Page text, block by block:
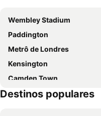
Pendley Manor
The Saracens Head
Premier Inn Hemel Hempstead West
Hotel De Vere Latimer Estate
Hampton by Hilton High Wycombe
Premier Inn Hemel Hempstead Central
Wembley Stadium
Paddington
Metrô de Londres
Kensington
Camden Town
London Luton Airport
Destinos populares